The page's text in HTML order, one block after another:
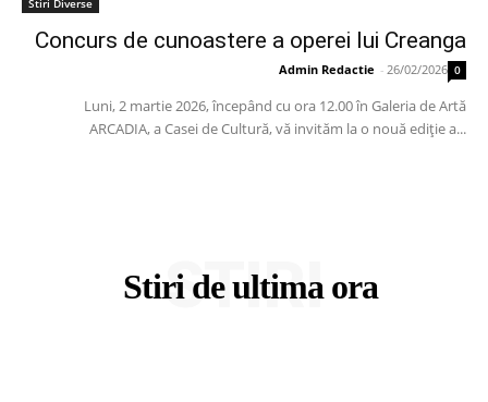
Stiri Diverse
Concurs de cunoastere a operei lui Creanga
Admin Redactie - 26/02/2026 0
Luni, 2 martie 2026, începând cu ora 12.00 în Galeria de Artă
ARCADIA, a Casei de Cultură, vă invităm la o nouă ediție a...
Stiri de ultima ora
STIRI